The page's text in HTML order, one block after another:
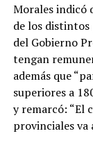
Morales indicó
de los distintos
del Gobierno
tengan
además que
superiores a
y remarcó: “El
provinciales va